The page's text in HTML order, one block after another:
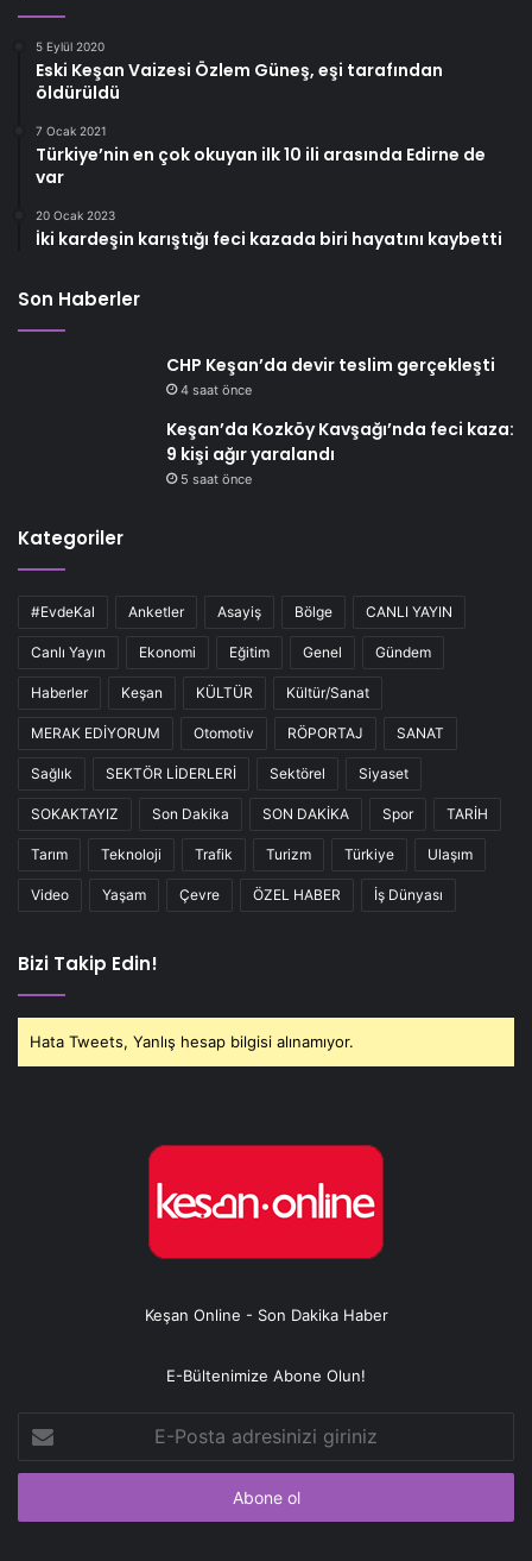
5 Eylül 2020
Eski Keşan Vaizesi Özlem Güneş, eşi tarafından
öldürüldü
7 Ocak 2021
Türkiye’nin en çok okuyan ilk 10 ili arasında Edirne de
var
20 Ocak 2023
İki kardeşin karıştığı feci kazada biri hayatını kaybetti
Son Haberler
CHP Keşan’da devir teslim gerçekleşti
4 saat önce
Keşan’da Kozköy Kavşağı’nda feci kaza:
9 kişi ağır yaralandı
5 saat önce
Kategoriler
#EvdeKal Anketler Asayiş Bölge CANLI YAYIN
Canlı Yayın Ekonomi Eğitim Genel Gündem
Haberler Keşan KÜLTÜR Kültür/Sanat
MERAK EDİYORUM Otomotiv RÖPORTAJ SANAT
Sağlık SEKTÖR LİDERLERİ Sektörel Siyaset
SOKAKTAYIZ Son Dakika SON DAKİKA Spor TARİH
Tarım Teknoloji Trafik Turizm Türkiye Ulaşım
Video Yaşam Çevre ÖZEL HABER İş Dünyası
Bizi Takip Edin!
Hata Tweets, Yanlış hesap bilgisi alınamıyor.
Keşan Online - Son Dakika Haber
E-Bültenimize Abone Olun!
Posta
adresinizi